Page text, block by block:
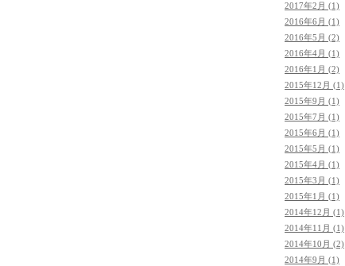
2017年2月 (1)
2016年6月 (1)
2016年5月 (2)
2016年4月 (1)
2016年1月 (2)
2015年12月 (1)
2015年9月 (1)
2015年7月 (1)
2015年6月 (1)
2015年5月 (1)
2015年4月 (1)
2015年3月 (1)
2015年1月 (1)
2014年12月 (1)
2014年11月 (1)
2014年10月 (2)
2014年9月 (1)